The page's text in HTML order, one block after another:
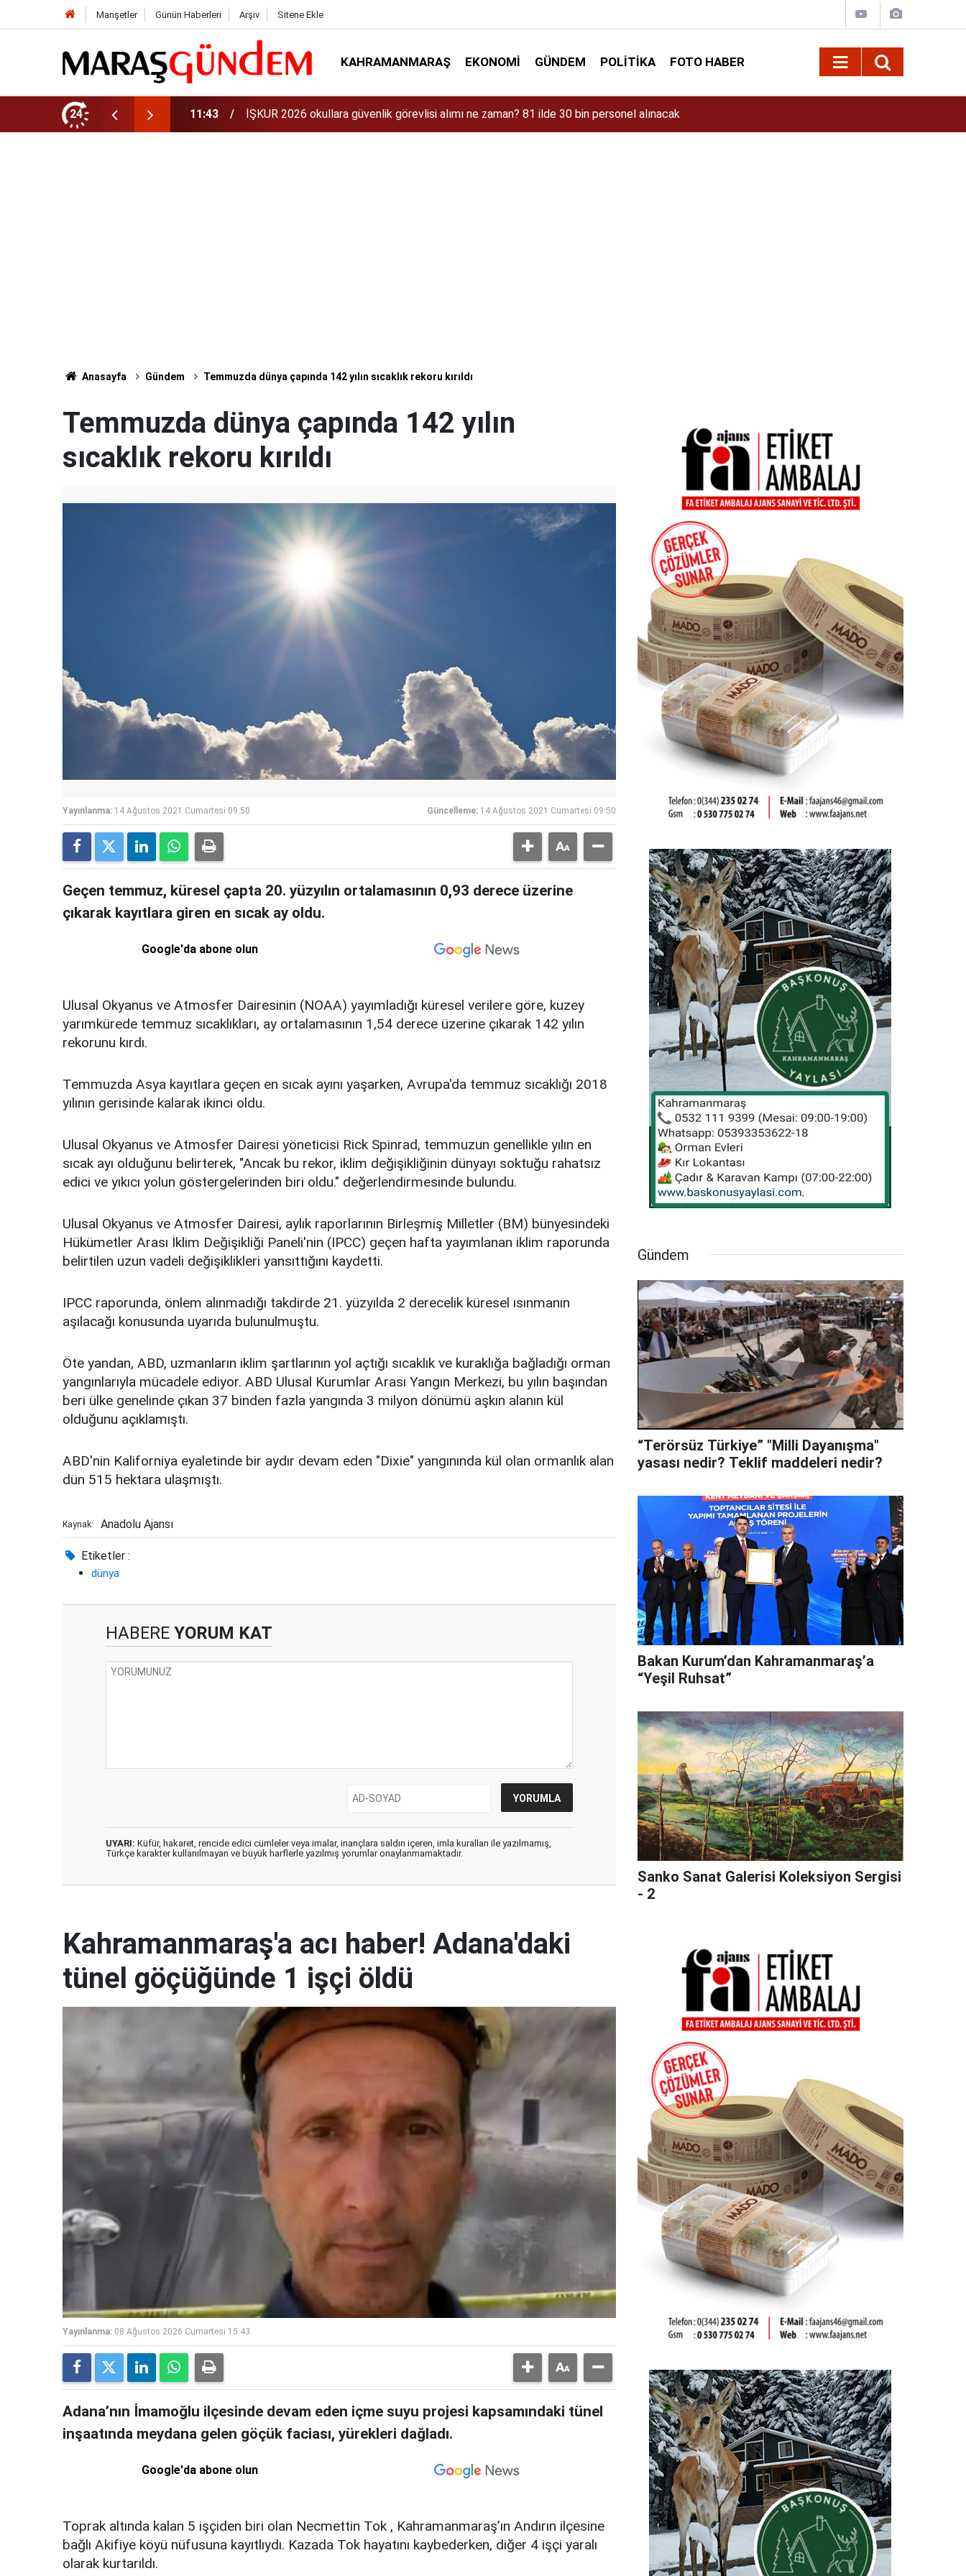
Manşetler Günün Haberleri Arşiv Sitene Ekle
KAHRAMANMARAŞ EKONOMI GÜNDEM POLITIKA FOTO HABER
24
81 ilde 30 bin personel alınacak 11:40 iPhone 18 Ne Zaman Çıkacak? iPhone 18 Pro Max Özellikleri ve Tahmini Fiyatı
Anasayfa Gündem Temmuzda dünya çapında 142 yılın sıcaklık rekoru kırıldı
Temmuzda dünya çapında 142 yılın
sıcaklık rekoru kırıldı
Yayınlanma: 14 Ağustos 2021 Cumartesi 09:50 Güncelleme: 14 Ağustos 2021 Cumartesi 09:50
Geçen temmuz, küresel çapta 20. yüzyılın ortalamasının 0,93 derece üzerine
çıkarak kayıtlara giren en sıcak ay oldu.
Google'da abone olun
Ulusal Okyanus ve Atmosfer Dairesinin (NOAA) yayımladığı küresel verilere göre, kuzey
yarımkürede temmuz sıcaklıkları, ay ortalamasının 1,54 derece üzerine çıkarak 142 yılın
rekorunu kırdı.
Temmuzda Asya kayıtlara geçen en sıcak ayını yaşarken, Avrupa'da temmuz sıcaklığı 2018
yılının gerisinde kalarak ikinci oldu.
Ulusal Okyanus ve Atmosfer Dairesi yöneticisi Rick Spinrad, temmuzun genellikle yılın en
sıcak ayı olduğunu belirterek, "Ancak bu rekor, iklim değişikliğinin dünyayı soktuğu rahatsız
edici ve yıkıcı yolun göstergelerinden biri oldu." değerlendirmesinde bulundu.
Ulusal Okyanus ve Atmosfer Dairesi, aylık raporlarının Birleşmiş Milletler (BM) bünyesindeki
Hükümetler Arası İklim Değişikliği Paneli'nin (IPCC) geçen hafta yayımlanan iklim raporunda
belirtilen uzun vadeli değişiklikleri yansıttığını kaydetti.
IPCC raporunda, önlem alınmadığı takdirde 21. yüzyılda 2 derecelik küresel ısınmanın
aşılacağı konusunda uyarıda bulunulmuştu.
Öte yandan, ABD, uzmanların iklim şartlarının yol açtığı sıcaklık ve kuraklığa bağladığı orman
yangınlarıyla mücadele ediyor. ABD Ulusal Kurumlar Arası Yangın Merkezi, bu yılın başından
beri ülke genelinde çıkan 37 binden fazla yangında 3 milyon dönümü aşkın alanın kül
olduğunu açıklamıştı.
ABD'nin Kaliforniya eyaletinde bir aydır devam eden "Dixie" yangınında kül olan ormanlık alan
dün 515 hektara ulaşmıştı.
Kaynak: Anadolu Ajansı
Etiketler :
dünya
HABERE YORUM KAT
UYARI: Küfür, hakaret, rencide edici cümleler veya imalar, inançlara saldırı içeren, imla kuralları ile yazılmamış,
Türkçe karakter kullanılmayan ve büyük harflerle yazılmış yorumlar onaylanmamaktadır.
Gündem
“Terörsüz Türkiye” "Milli Dayanışma"
yasası nedir? Teklif maddeleri nedir?
Bakan Kurum’dan Kahramanmaraş’a
“Yeşil Ruhsat”
Sanko Sanat Galerisi Koleksiyon Sergisi
- 2
Kahramanmaraş'a acı haber! Adana'daki
tünel göçüğünde 1 işçi öldü
Yayınlanma: 08 Ağustos 2026 Cumartesi 15:43
Adana’nın İmamoğlu ilçesinde devam eden içme suyu projesi kapsamındaki tünel
inşaatında meydana gelen göçük faciası, yürekleri dağladı.
Google'da abone olun
Toprak altında kalan 5 işçiden biri olan Necmettin Tok , Kahramanmaraş’ın Andırın ilçesine
bağlı Akifiye köyü nüfusuna kayıtlıydı. Kazada Tok hayatını kaybederken, diğer 4 işçi yaralı
olarak kurtarıldı.